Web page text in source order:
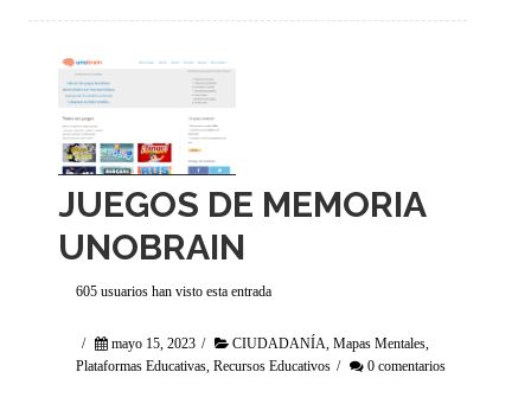
JUEGOS DE MEMORIA
UNOBRAIN
605 usuarios han visto esta entrada
/ mayo 15, 2023 / CIUDADANÍA Mapas Mentales
Plataformas Educativas Recursos Educativos / 0 comentarios